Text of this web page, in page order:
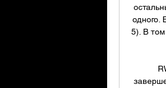
одного.
5). В том